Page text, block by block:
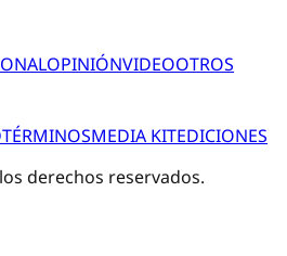
OPINIÓNVIDEOOTROS
TÉRMINOSMEDIA KITEDICIONES
derechos reservados.